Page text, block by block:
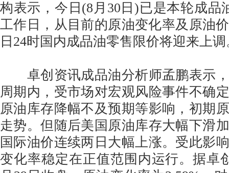
构表示，今日(8月30日)已是本轮成品
工作日，从目前的原油变化率及原油
日24时国内成品油零售限价将迎来上调
卓创资讯成品油分析师孟鹏表示，
周期内，受市场对宏观风险事件不确
原油库存降幅不及预期等影响，初期
走势。但随后美国原油库存大幅下滑
国际油价连续两日大幅上涨。受此影
变化率稳定在正值范围内运行。据卓